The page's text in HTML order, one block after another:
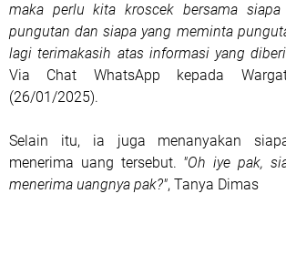
maka perlu kita kroscek bersama siapa
pungutan dan siapa yang meminta
lagi terimakasih atas informasi yang
Via Chat WhatsApp kepada
(26/01/2025).
Selain itu, ia juga menanyakan
menerima uang tersebut. "Oh iye pak,
menerima uangnya pak?", Tanya Dimas